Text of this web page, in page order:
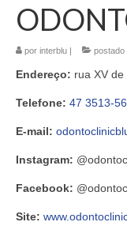
por interblu | postado
Endereço: rua XV
Telefone: 47 3513-
E-mail:
Instagram:
Facebook:
Site: